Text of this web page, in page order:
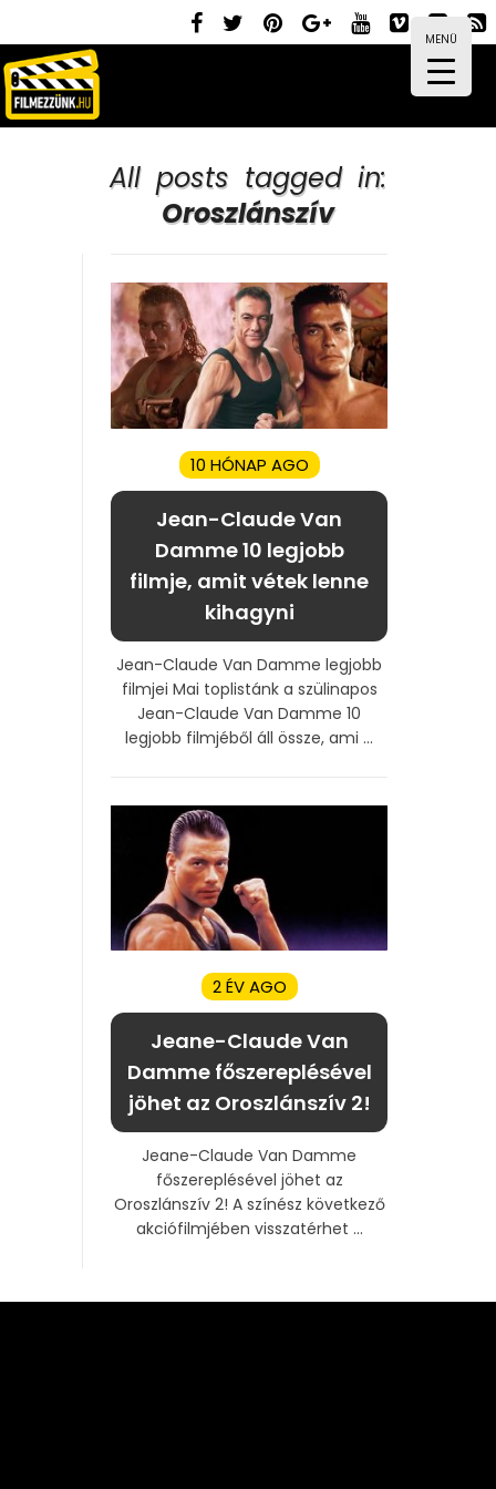
MENÜ
All posts tagged in:
Oroszlánszív
10 HÓNAP AGO
Jean-Claude Van
Damme 10 legjobb
filmje, amit vétek lenne
kihagyni
Jean-Claude Van Damme legjobb
filmjei Mai toplistánk a szülinapos
Jean-Claude Van Damme 10
legjobb filmjéből áll össze, ami ...
2 ÉV AGO
Jeane-Claude Van
Damme főszereplésével
jöhet az Oroszlánszív 2!
Jeane-Claude Van Damme
főszereplésével jöhet az
Oroszlánszív 2! A színész következő
akciófilmjében visszatérhet ...